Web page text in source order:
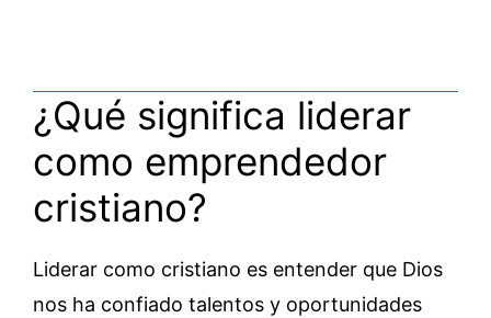
¿Qué significa liderar
como emprendedor
cristiano?
Liderar como cristiano es entender que Dios
nos ha confiado talentos y oportunidades